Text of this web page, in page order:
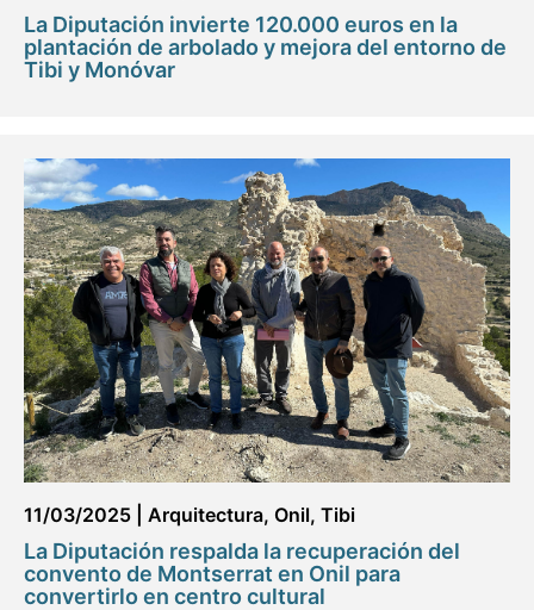
La Diputación invierte 120.000 euros en la
plantación de arbolado y mejora del entorno de
Tibi y Monóvar
11/03/2025 Arquitectura, Onil, Tibi
La Diputación respalda la recuperación del
convento de Montserrat en Onil para
convertirlo en centro cultural